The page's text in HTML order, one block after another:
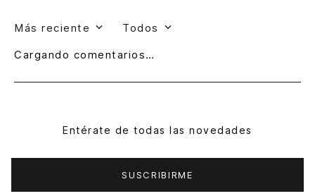
Más reciente Todos
Cargando comentarios…
Entérate de todas las novedades
SUSCRIBIRME